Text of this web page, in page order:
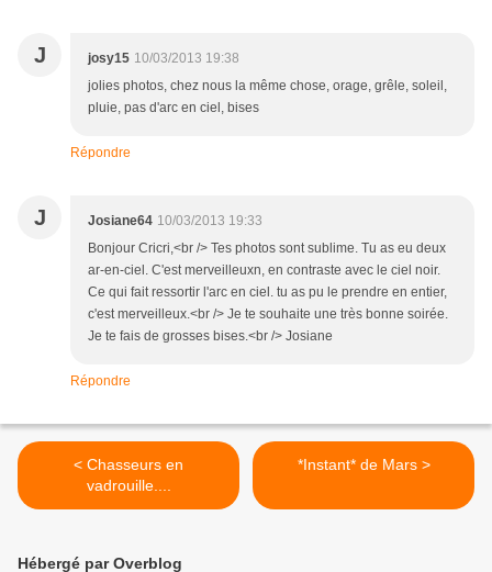
J josy15 10/03/2013 19:38
jolies photos, chez nous la même chose, orage, grêle, soleil,
pluie, pas d'arc en ciel, bises
Répondre
J Josiane64 10/03/2013 19:33
Bonjour Cricri,<br /> Tes photos sont sublime. Tu as eu deux
ar-en-ciel. C'est merveilleuxn, en contraste avec le ciel noir.
Ce qui fait ressortir l'arc en ciel. tu as pu le prendre en entier,
c'est merveilleux.<br /> Je te souhaite une très bonne soirée.
Je te fais de grosses bises.<br /> Josiane
Répondre
< Chasseurs en
vadrouille....
*Instant* de Mars >
Hébergé par Overblog